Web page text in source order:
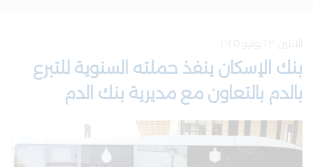
بنك الإسكان ينفذ حملته السنوية للتبرع
بالدم بالتعاون مع مديرية بنك الدم